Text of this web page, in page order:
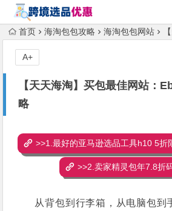
首页 海淘包包攻略 海淘包包网站
【天天海淘】买包最佳网站：
略
A+
>>1.最好的亚马逊选品工具h10 5折
>>2.卖家精灵包年7.8折
从背包到行李箱，从电脑包到